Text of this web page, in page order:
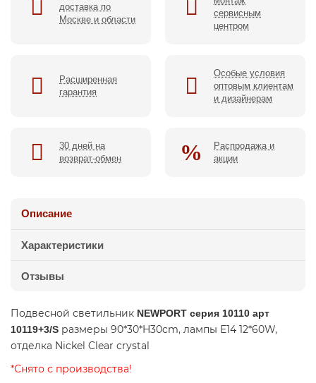
доставка по
Москве и области
сервисным
центром
Расширенная
гарантия
Особые условия
оптовым клиентам
и дизайнерам
30 дней на
возврат-обмен
Распродажа и
акции
Описание
Характеристики
Отзывы
Подвесной светильник NEWPORT серия 10110 арт
10119+3/S размеры 90*30*H30cm, лампы E14 12*60W,
отделка Nickel Clear crystal
*Снято с производства!